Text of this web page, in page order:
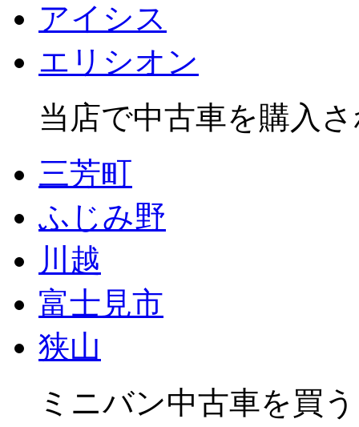
アイシス
エリシオン
当店で中古車を購入
三芳町
ふじみ野
川越
富士見市
狭山
ミニバン中古車を買